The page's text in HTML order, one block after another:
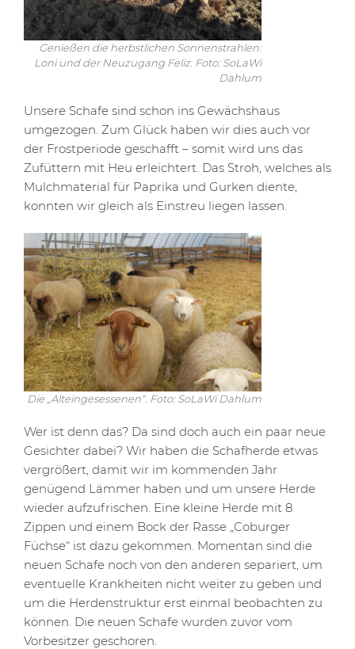
Genießen die herbstlichen Sonnenstrahlen:
Loni und der Neuzugang Feliz. Foto: SoLaWi
Dahlum
Unsere Schafe sind schon ins Gewächshaus
umgezogen. Zum Glück haben wir dies auch vor
der Frostperiode geschafft – somit wird uns das
Zufüttern mit Heu erleichtert. Das Stroh, welches als
Mulchmaterial für Paprika und Gurken diente,
konnten wir gleich als Einstreu liegen lassen.
Die „Alteingesessenen“. Foto: SoLaWi Dahlum
Wer ist denn das? Da sind doch auch ein paar neue
Gesichter dabei? Wir haben die Schafherde etwas
vergrößert, damit wir im kommenden Jahr
genügend Lämmer haben und um unsere Herde
wieder aufzufrischen. Eine kleine Herde mit 8
Zippen und einem Bock der Rasse „Coburger
Füchse“ ist dazu gekommen. Momentan sind die
neuen Schafe noch von den anderen separiert, um
eventuelle Krankheiten nicht weiter zu geben und
um die Herdenstruktur erst einmal beobachten zu
können. Die neuen Schafe wurden zuvor vom
Vorbesitzer geschoren.